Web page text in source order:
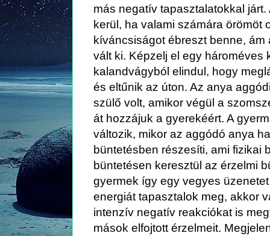
más negatív tapasztalatokkal
kerül, ha valami számára örömöt
kíváncsiságot ébreszt benne,
vált ki. Képzelj el egy hároméves
kalandvágyból elindul, hogy
és eltűnik az úton. Az anya
szülő volt, amikor végül a
át hozzájuk a gyerekéért. A
változik, mikor az aggódó anya
büntetésben részesíti, ami fizikai
büntetésen keresztül az érzelmi
gyermek így egy vegyes
energiát tapasztalok meg, akkor
intenzív negatív reakciókat is
mások elfojtott érzelmeit.